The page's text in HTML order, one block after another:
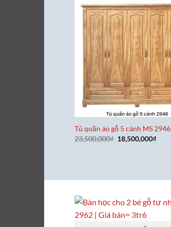
Tủ quần áo gỗ 5 cánh MS 2946
23,500,000₫ Giá
gốc
18,500,000₫Giá